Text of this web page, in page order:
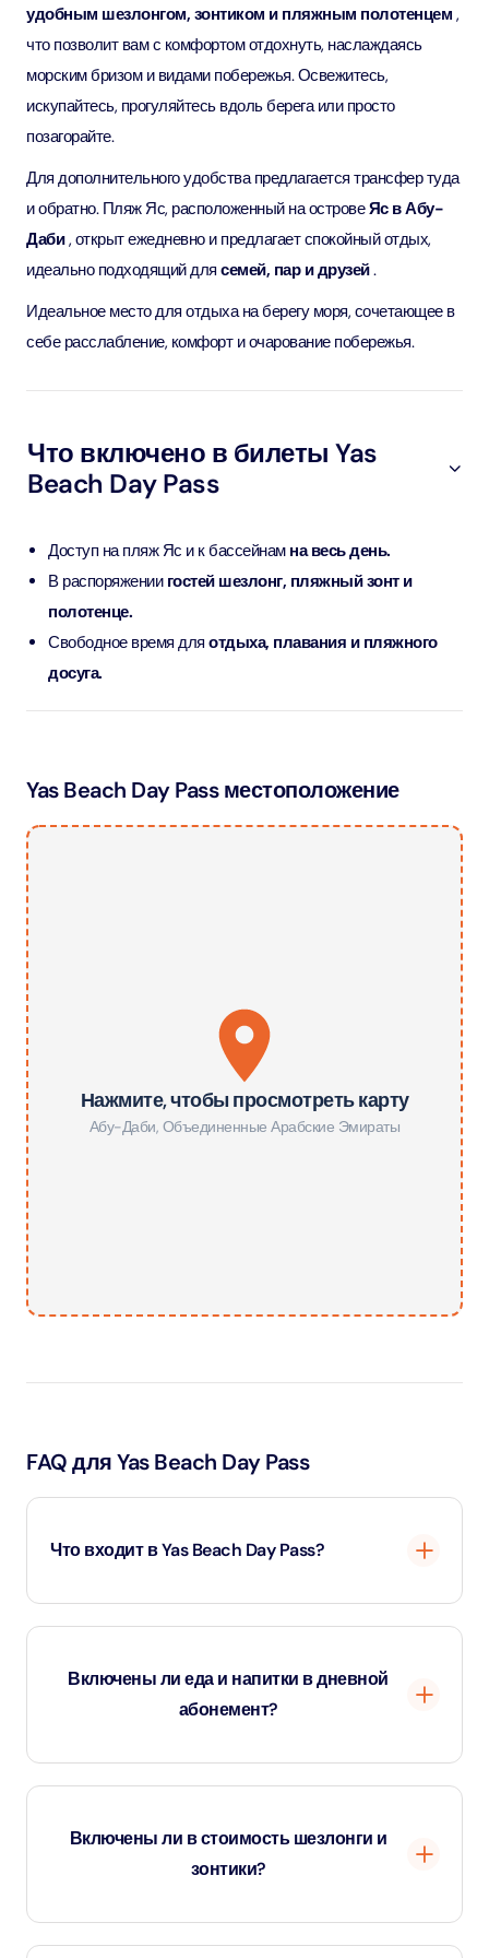
удобным шезлонгом, зонтиком и пляжным полотенцем ,
что позволит вам с комфортом отдохнуть, наслаждаясь
морским бризом и видами побережья. Освежитесь,
искупайтесь, прогуляйтесь вдоль берега или просто
позагорайте.
Для дополнительного удобства предлагается трансфер туда
и обратно. Пляж Яс, расположенный на островеЯс в Абу-
Даби, открыт ежедневно и предлагает спокойный отдых,
идеально подходящий для семей, пар и друзей.
Идеальное место для отдыха на берегу моря, сочетающее в
себе расслабление, комфорт и очарование побережья.
Что включено в билеты Yas
Beach Day Pass
Доступ на пляж Яс и к бассейнам на весь день.
В распоряжении гостей шезлонг, пляжный зонт и
полотенце.
Свободное время для отдыха, плавания и пляжного
досуга.
Yas Beach Day Pass местоположение
Нажмите, чтобы просмотреть карту
Абу-Даби, Объединенные Арабские Эмираты
FAQ для Yas Beach Day Pass
Что входит в Yas Beach Day Pass?
Дневной пропуск обеспечивает доступ на пляж Yas
плавательными средствами и общими удобствами.
Включены ли еда и напитки в дневной
абонемент?
Нет, еда и напитки не включены в стоимость. Их можно
Включены ли в стоимость шезлонги и
зонтики?
Да, стандартные шезлонги и зонтики обычно включены